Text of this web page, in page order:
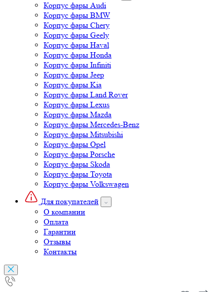
Корпус фары Audi
Корпус фары BMW
Корпус фары Chery
Корпус фары Geely
Корпус фары Haval
Корпус фары Honda
Корпус фары Infiniti
Корпус фары Jeep
Корпус фары Kia
Корпус фары Land Rover
Корпус фары Lexus
Корпус фары Mazda
Корпус фары Mercedes-Benz
Корпус фары Mitsubishi
Корпус фары Opel
Корпус фары Porsche
Корпус фары Skoda
Корпус фары Toyota
Корпус фары Volkswagen
Для покупателей
О компании
Оплата
Гарантии
Отзывы
Контакты